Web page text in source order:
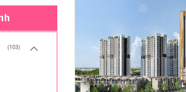
(103)